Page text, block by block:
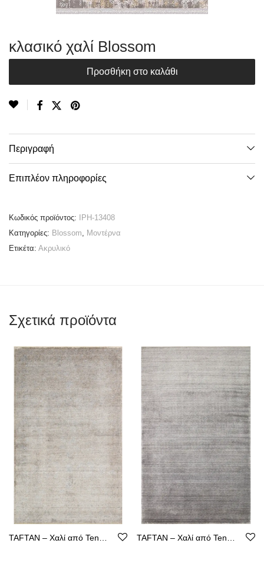
κλασικό χαλί Blossom
Προσθήκη στο καλάθι
Περιγραφή
Επιπλέον πληροφορίες
Κωδικός προϊόντος:
IPH-13408
Κατηγορίες: Blossom, Μοντέρνα
Ετικέτα: Ακρυλικό
Σχετικά προϊόντα